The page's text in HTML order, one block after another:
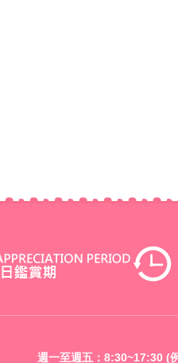
週一至週五：8:30~17:30 (